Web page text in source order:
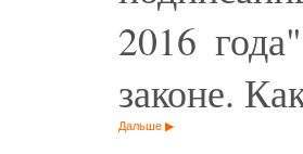
2016
законе.
Дальше